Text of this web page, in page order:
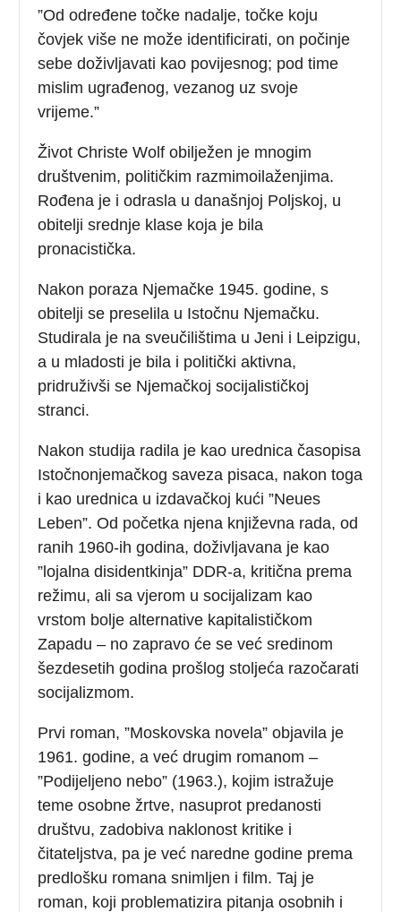
”Od određene točke nadalje, točke koju
čovjek više ne može identificirati, on počinje
sebe doživljavati kao povijesnog; pod time
mislim ugrađenog, vezanog uz svoje
vrijeme.”
Život Christe Wolf obilježen je mnogim
društvenim, političkim razmimoilaženjima.
Rođena je i odrasla u današnjoj Poljskoj, u
obitelji srednje klase koja je bila
pronacistička.
Nakon poraza Njemačke 1945. godine, s
obitelji se preselila u Istočnu Njemačku.
Studirala je na sveučilištima u Jeni i Leipzigu,
a u mladosti je bila i politički aktivna,
pridruživši se Njemačkoj socijalističkoj
stranci.
Nakon studija radila je kao urednica časopisa
Istočnonjemačkog saveza pisaca, nakon toga
i kao urednica u izdavačkoj kući ”Neues
Leben”. Od početka njena književna rada, od
ranih 1960-ih godina, doživljavana je kao
”lojalna disidentkinja” DDR-a, kritična prema
režimu, ali sa vjerom u socijalizam kao
vrstom bolje alternative kapitalističkom
Zapadu – no zapravo će se već sredinom
šezdesetih godina prošlog stoljeća razočarati
socijalizmom.
Prvi roman, ”Moskovska novela” objavila je
1961. godine, a već drugim romanom –
”Podijeljeno nebo” (1963.), kojim istražuje
teme osobne žrtve, nasuprot predanosti
društvu, zadobiva naklonost kritike i
čitateljstva, pa je već naredne godine prema
predlošku romana snimljen i film. Taj je
roman, koji problematizira pitanja osobnih i